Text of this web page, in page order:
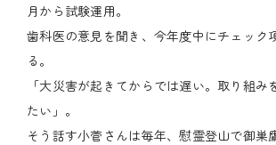
月から試験運用。
歯科医の意見を聞き、今年度中にチェック
る。
「大災害が起きてからでは遅い。取り組み
たい」。
そう話す小菅さんは毎年、慰霊登山で御巣